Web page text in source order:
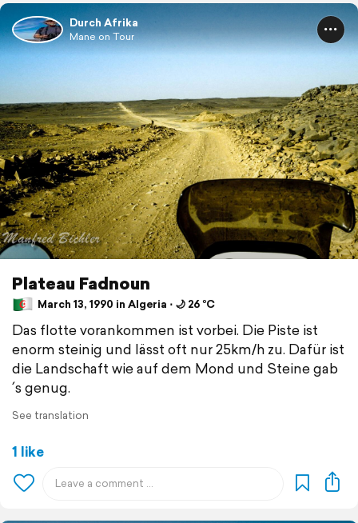
Durch Afrika
Mane on Tour
Plateau Fadnoun
March 13, 1990 in Algeria ⋅ 🌙 26 °C
Das flotte vorankommen ist vorbei. Die Piste ist
enorm steinig und lässt oft nur 25km/h zu. Dafür ist
die Landschaft wie auf dem Mond und Steine gab
´s genug.
See translation
1 like